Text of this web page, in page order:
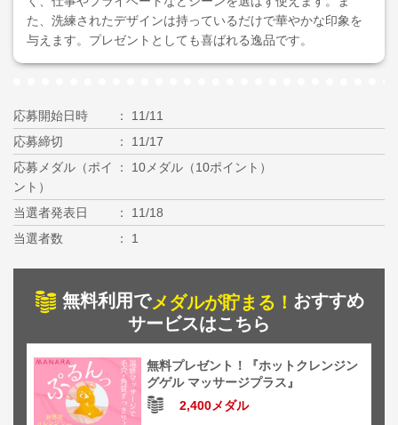
た、洗練されたデザインは持っているだけで華やかな印象を
与えます。プレゼントとしても喜ばれる逸品です。
応募開始日時
11/11
応募締切
11/17
応募メダル（ポイ
ント）
10メダル（10ポイント）
当選者発表日
11/18
当選者数
1
無料利用でメダルが貯まる！ おすすめ
サービスはこちら
無料プレゼント！『ホットクレンジン
グゲル マッサージプラス』
2,400メダル